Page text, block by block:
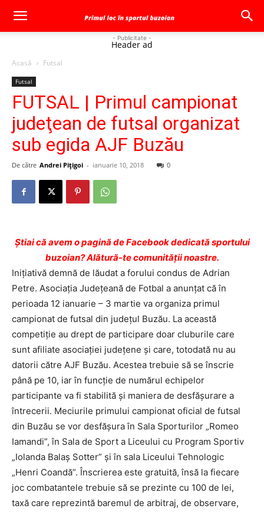
- Publicitate -
Header ad
Acasă Futsal
Futsal
FUTSAL | Primul campionat
judeţean de futsal organizat
sub egida AJF Buzău
De către Andrei Pițigoi - ianuarie 10, 2018 0
Ştiai că avem o pagină de Facebook dedicată sportului
buzoian? Alătură-te comunității noastre.
Iniţiativă demnă de lăudat a forului condus de Adrian
Petre. Asociaţia Judeţeană de Fotbal a anunţat că în
perioada 12 ianuarie – 3 martie va organiza primul
campionat de futsal din judeţul Buzău. La această
competiţie au drept de participare doar cluburile care
sunt afiliate asociaţiei judeţene şi care, totodată nu au
datorii către AJF Buzău. Acestea trebuie să se înscrie
până pe 10, iar în funcţie de numărul echipelor
participante va fi stabilită şi maniera de desfăşurare a
întrecerii. Meciurile primului campionat oficial de futsal
din Buzău se vor desfăşura în Sala Sporturilor „Romeo
Iamandi”, în Sala de Sport a Liceului cu Program Sportiv
„Iolanda Balaş Sotter” şi în sala Liceului Tehnologic
„Henri Coandă”. Înscrierea este gratuită, însă la fiecare
joc combatantele trebuie să se prezinte cu 100 de lei,
taxă care reprezintă baremul de arbitraj, de observare,